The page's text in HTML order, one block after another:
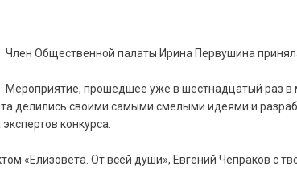
Член Общественной палаты Ирина Первушина
Мероприятие, прошедшее уже в шестнадцатый раз в
делились своими самыми смелыми идеями и
конкурса.
«Елизовета. От всей души», Евгений Чепраков с